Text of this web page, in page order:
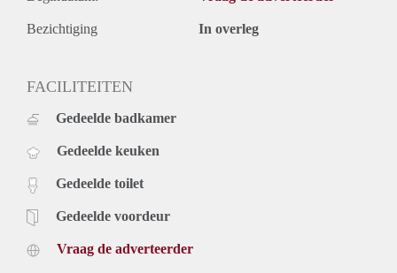
Bezichtiging In overleg
FACILITEITEN
Gedeelde badkamer
Gedeelde keuken
Gedeelde toilet
Gedeelde voordeur
Vraag de adverteerder